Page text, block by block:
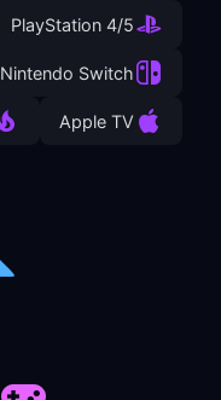
PlayStation 4/5
Nintendo Switch
Apple TV